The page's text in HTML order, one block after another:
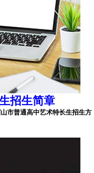
招生简章
市普通高中艺术特长生招生方